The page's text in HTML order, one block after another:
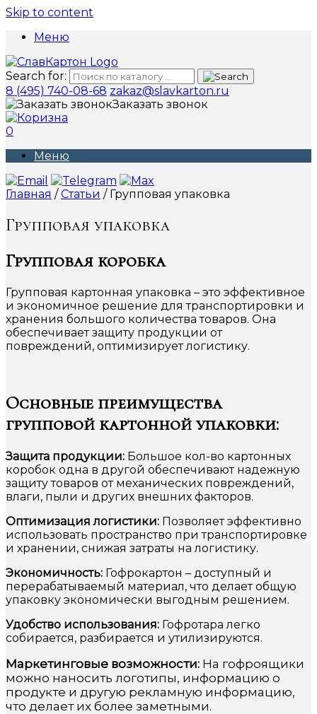
Skip to content
Меню
Search for:
8 (495) 740-08-68 zakaz@slavkarton.ru
Заказать звонок
0
Меню
Главная /Статьи / Групповая упаковка
Групповая упаковка
Групповая коробка
Групповая картонная упаковка – это эффективное
и экономичное решение для транспортировки и
хранения большого количества товаров. Она
обеспечивает защиту продукции от
повреждений, оптимизирует логистику.
Основные преимущества
групповой картонной упаковки:
Защита продукции: Большое кол-во картонных
коробок одна в другой обеспечивают надежную
защиту товаров от механических повреждений,
влаги, пыли и других внешних факторов.
Оптимизация логистики: Позволяет эффективно
использовать пространство при транспортировке
и хранении, снижая затраты на логистику.
Экономичность: Гофрокартон – доступный и
перерабатываемый материал, что делает общую
упаковку экономически выгодным решением.
Удобство использования: Гофротара легко
собирается, разбирается и утилизируются.
Маркетинговые возможности: На гофроящики
можно наносить логотипы, информацию о
продукте и другую рекламную информацию,
что делает их более заметными.